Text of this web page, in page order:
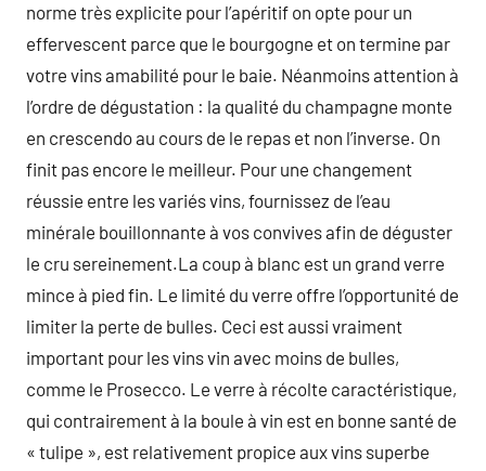
norme très explicite pour l’apéritif on opte pour un
effervescent parce que le bourgogne et on termine par
votre vins amabilité pour le baie. Néanmoins attention à
l’ordre de dégustation : la qualité du champagne monte
en crescendo au cours de le repas et non l’inverse. On
finit pas encore le meilleur. Pour une changement
réussie entre les variés vins, fournissez de l’eau
minérale bouillonnante à vos convives afin de déguster
le cru sereinement.La coup à blanc est un grand verre
mince à pied fin. Le limité du verre offre l’opportunité de
limiter la perte de bulles. Ceci est aussi vraiment
important pour les vins vin avec moins de bulles,
comme le Prosecco. Le verre à récolte caractéristique,
qui contrairement à la boule à vin est en bonne santé de
« tulipe », est relativement propice aux vins superbe